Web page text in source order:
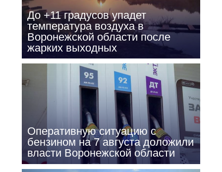
До +11 градусов упадет
температура воздуха в
Воронежской области после
жарких выходных
Оперативную ситуацию с
бензином на 7 августа доложили
власти Воронежской области